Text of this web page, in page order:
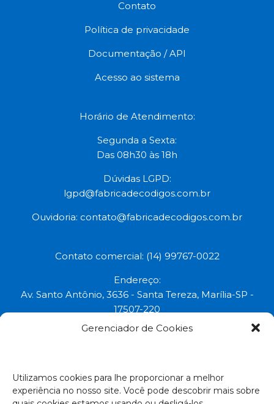
Gerenciador de Cookies
Utilizamos cookies para lhe proporcionar a melhor
experiência no nosso site. Você pode descobrir mais sobre
Contato
Política de privacidade
Documentação / API
Acesso ao sistema
Horário de Atendimento:
Segunda a Sexta:
Das 08h30 às 18h
Dúvidas LGPD:
lgpd@fabricadecodigos.com.br
Ouvidoria: contato@fabricadecodigos.com.br
Contato comercial: (14) 99767-0022
Endereço:
Av. Santo Antônio, 3636 - Santa Tereza, Marília-SP -
17507-220
Todos os direitos reservados © 2023.
Empresa Certificada: